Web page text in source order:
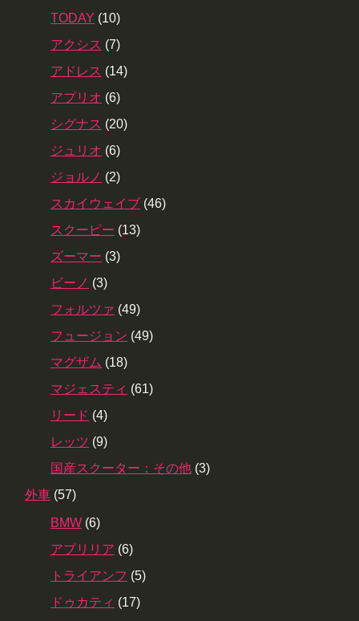
TODAY (10)
アクシス (7)
アドレス (14)
アプリオ (6)
シグナス (20)
ジュリオ (6)
ジョルノ (2)
スカイウェイブ (46)
スクーピー (13)
ズーマー (3)
ビーノ (3)
フォルツァ (49)
フュージョン (49)
マグザム (18)
マジェスティ (61)
リード (4)
レッツ (9)
国産スクーター：その他 (3)
外車 (57)
BMW (6)
アプリリア (6)
トライアンフ (5)
ドゥカティ (17)